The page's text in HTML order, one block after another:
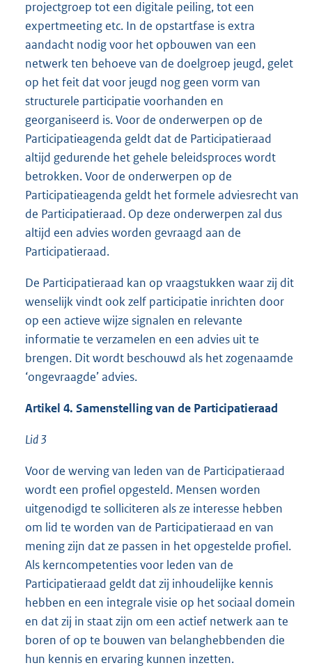
projectgroep tot een digitale peiling, tot een
expertmeeting etc. In de opstartfase is extra
aandacht nodig voor het opbouwen van een
netwerk ten behoeve van de doelgroep jeugd, gelet
op het feit dat voor jeugd nog geen vorm van
structurele participatie voorhanden en
georganiseerd is. Voor de onderwerpen op de
Participatieagenda geldt dat de Participatieraad
altijd gedurende het gehele beleidsproces wordt
betrokken. Voor de onderwerpen op de
Participatieagenda geldt het formele adviesrecht van
de Participatieraad. Op deze onderwerpen zal dus
altijd een advies worden gevraagd aan de
Participatieraad.
De Participatieraad kan op vraagstukken waar zij dit
wenselijk vindt ook zelf participatie inrichten door
op een actieve wijze signalen en relevante
informatie te verzamelen en een advies uit te
brengen. Dit wordt beschouwd als het zogenaamde
‘ongevraagde’ advies.
Artikel 4. Samenstelling van de Participatieraad
Lid 3
Voor de werving van leden van de Participatieraad
wordt een profiel opgesteld. Mensen worden
uitgenodigd te solliciteren als ze interesse hebben
om lid te worden van de Participatieraad en van
mening zijn dat ze passen in het opgestelde profiel.
Als kerncompetenties voor leden van de
Participatieraad geldt dat zij inhoudelijke kennis
hebben en een integrale visie op het sociaal domein
en dat zij in staat zijn om een actief netwerk aan te
boren of op te bouwen van belanghebbenden die
hun kennis en ervaring kunnen inzetten.